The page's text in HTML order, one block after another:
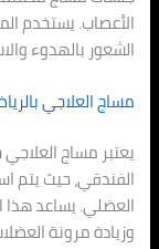
الأعصاب. يستخدم
الشعور بالهدوء
مساج العلاجي
يعتبر مساج
الفندقي، حيث يتم
العضلي. يساعد هذا
وزيادة مرونة